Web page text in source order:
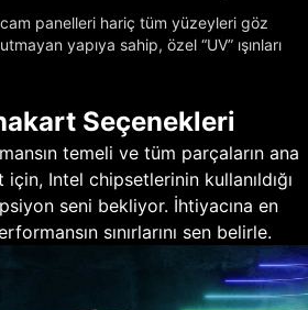
cam panelleri hariç tüm yüzeyleri göz
yapıya sahip, özel “UV” ışınları
Seçenekleri
temeli ve tüm parçaların ana
Intel chipsetlerinin kullanıldığı
seni bekliyor. İhtiyacına en
sınırlarını sen belirle.